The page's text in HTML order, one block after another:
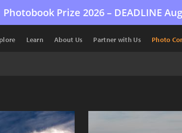
Photobook Prize 2026 – DEADLINE
Learn About Us Partner with Us Photo